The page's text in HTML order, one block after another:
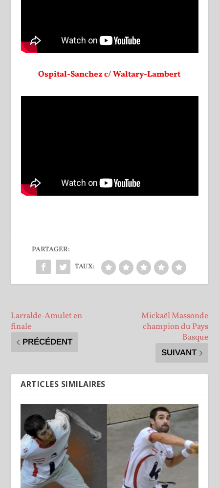
Ospital-Sanchez c/ Waltary-Lambert
PARTAGER:
TAUX:
Larralde-Amulet en
finale
PRÉCÉDENT
Mickaël Massonde
champion du Pays
Basque
SUIVANT
ARTICLES SIMILAIRES